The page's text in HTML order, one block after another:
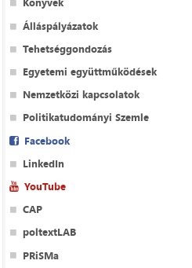
Álláspályázatok
Tehetséggondozás
Egyetemi együttműködések
Nemzetközi kapcsolatok
Politikatudományi Szemle
Facebook
LinkedIn
YouTube
CAP
poltextLAB
PRiSMa